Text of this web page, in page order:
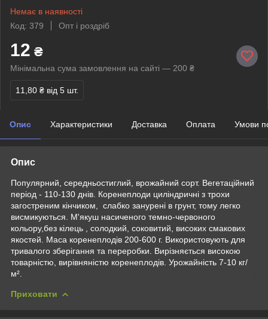
Немає в наявності
Код: 379
Опт і роздріб
12 ₴
Мінімальна сума замовлення на сайті — 200 ₴
11,80 ₴ від 5 шт.
Опис Характеристики Доставка Оплата Умови
Опис
Популярний, середньостиглий, врожайний сорт. Вегетаційний
період - 110-130 днів. Коренеплоди циліндричні з трохи
загостреним кінчиком, слабко занурені в грунт, тому легко
висмикуються. М'якуш насиченого темно-червоного
кольору,без кілець , солодкий, соковитий, високих смакових
якостей. Маса коренеплодів 200-600 г. Використовують для
тривалого зберігання та переробки. Вирізняється високою
товарністю, вирівняністю коренеплодів. Урожайність 7-10 кг/
м².
Приховати